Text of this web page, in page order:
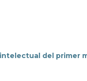
del primer